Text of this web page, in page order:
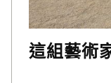
這組藝術